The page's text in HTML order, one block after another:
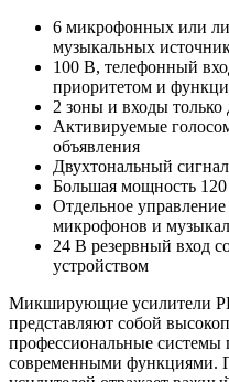
6 микрофонных или
музыкальных
100 В, телефонный
приоритетом и
2 зоны и входы только
Активируемые
объявления
Двухтональный
Большая мощность
Отдельное
микрофонов и
24 В резервный вход
устройством
Микширующие усилители
представляют собой
профессиональные
современными функциями.